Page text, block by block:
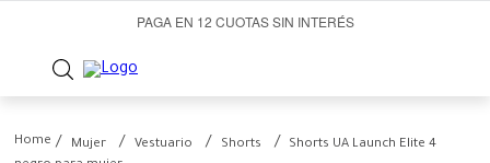
PAGA EN 12 CUOTAS SIN INTERÉS
Mujer Vestuario Shorts
Shorts UA Launch Elite 4